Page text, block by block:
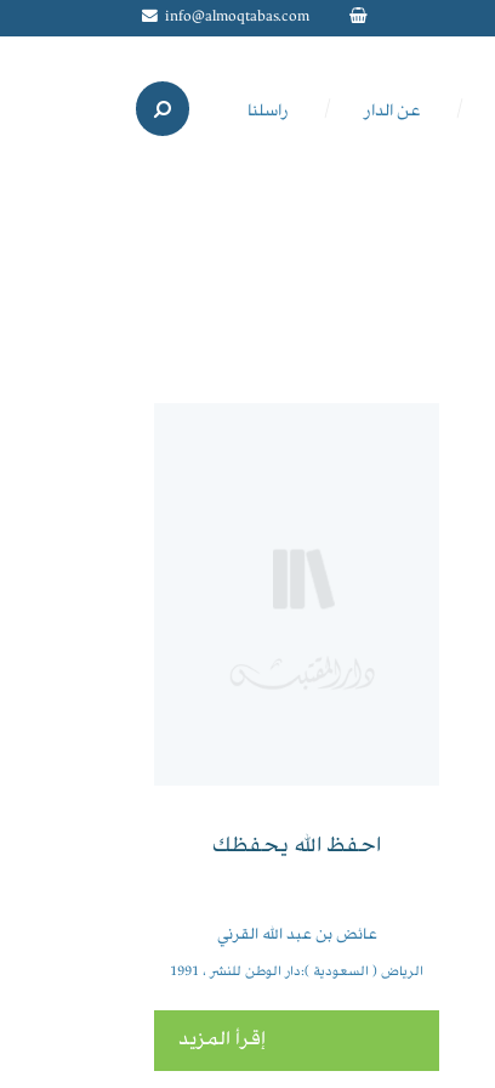
info@almoqtabas.com
عن الدار راسلنا
احفظ الله يحفظك
عائض بن عبد الله القرني
الرياض ( السعودية ):دار الوطن للنشر ، 1991
إقرأ المزيد